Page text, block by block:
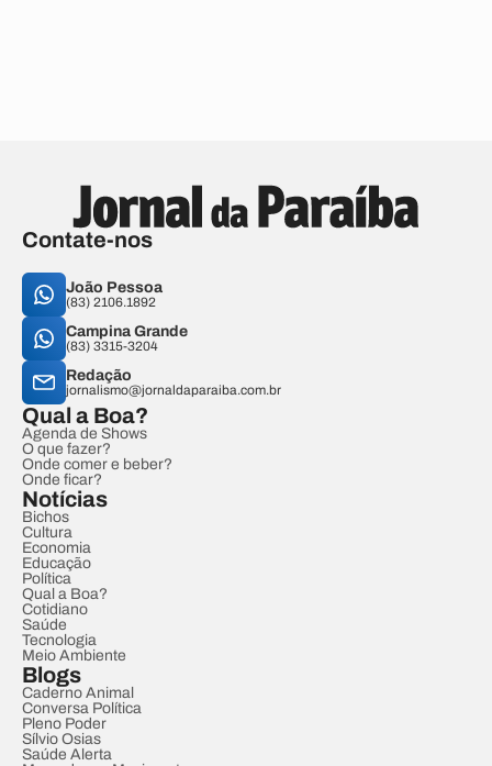
Contate-nos
João Pessoa
(83) 2106.1892
Campina Grande
(83) 3315-3204
Redação
jornalismo@jornaldaparaiba.com.br
Qual a Boa?
Agenda de Shows
O que fazer?
Onde comer e beber?
Onde ficar?
Notícias
Bichos
Cultura
Economia
Educação
Política
Qual a Boa?
Cotidiano
Saúde
Tecnologia
Meio Ambiente
Blogs
Caderno Animal
Conversa Política
Pleno Poder
Sílvio Osias
Saúde Alerta